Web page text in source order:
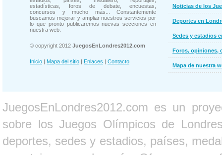
estadísticas, foros de debate, encuestas,
concursos y mucho más... Constantemente
buscamos mejorar y ampliar nuestros servicios por
lo que pronto publicaremos nuevas secciones en
nuestra web.
© copyright 2012 JuegosEnLondres2012.com
Inicio | Mapa del sitio | Enlaces | Contacto
Noticias de los
Deportes en
Sedes y estadios
Foros, opiniones,
Mapa de nuestra
JuegosEnLondres2012.com es un
sobre los Juegos Olímpicos de
deportes, sedes y estadios, países,